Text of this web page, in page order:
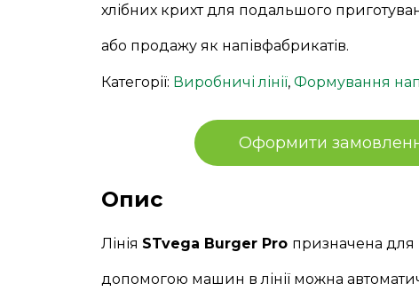
хлібних крихт для подальшого
або продажу як напівфабрикатів.
Категорії: Виробничі лінії, Формування
Оформити
Опис
Лінія STvega Burger Pro призначена для
допомогою машин в лінії можна